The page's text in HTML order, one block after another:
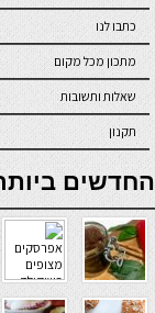
כתבו לנו
מתכון מכל מקום
שאלות ותשובות
תקנון
online casino
החדשים